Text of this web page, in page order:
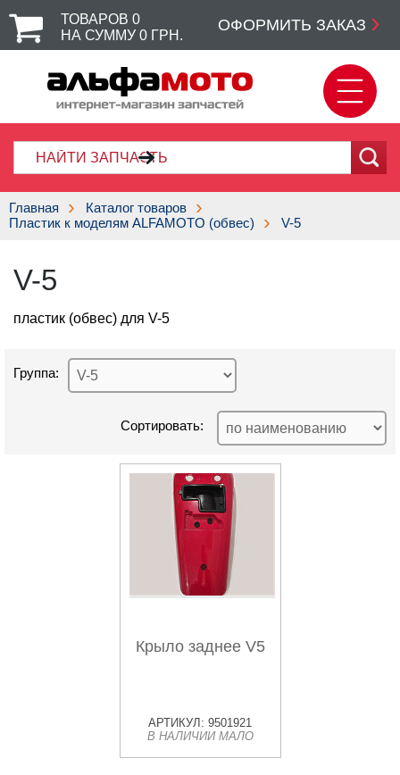
ТОВАРОВ 0
НА СУММУ 0 ГРН.
ОФОРМИТЬ ЗАКАЗ
Главная
Каталог товаров
Пластик к моделям ALFAMOTO (обвес)
V-5
V-5
пластик (обвес) для V-5
Группа:
Сортировать:
Крыло заднее V5
АРТИКУЛ: 9501921
В НАЛИЧИИ МАЛО